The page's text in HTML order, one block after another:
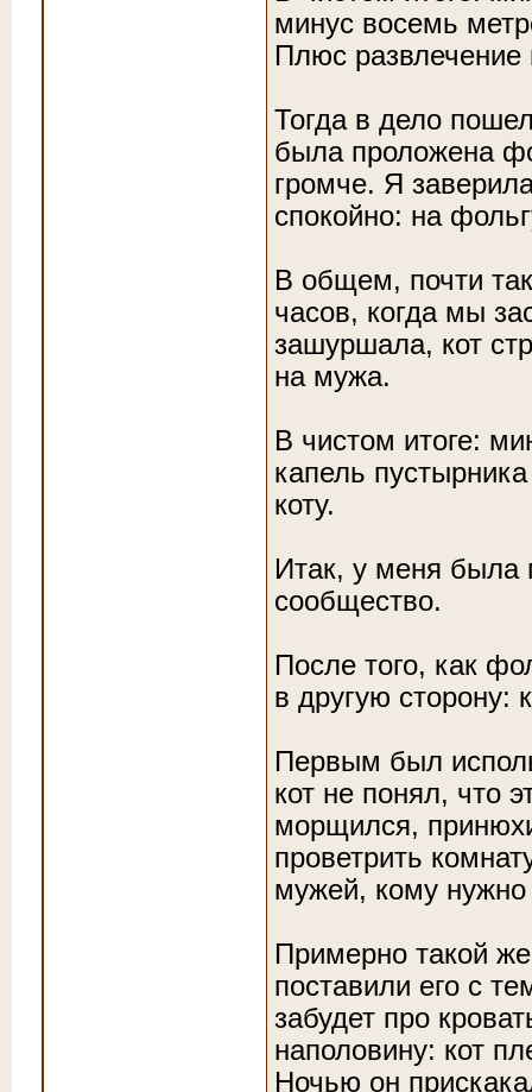
минус восемь
Плюс развлечение
Тогда в дело
была проложена
громче. Я
спокойно: на
В общем, почти
часов, когда мы
зашуршала, кот
на мужа.
В чистом итоге:
капель
коту.
Итак, у меня была
сообщество.
После того, как
в другую сторону:
Первым был
кот не понял, что
морщился,
проветрить
мужей, кому
Примерно такой
поставили его с
забудет про
наполовину: кот
Ночью он